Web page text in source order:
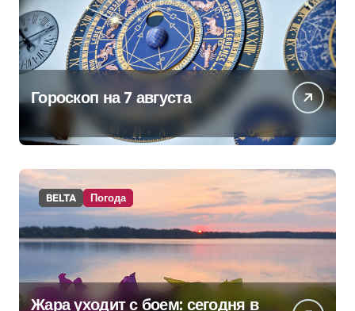
Гороскоп на 7 августа
BELTA Погода
Жара уходит с боем: сегодня в